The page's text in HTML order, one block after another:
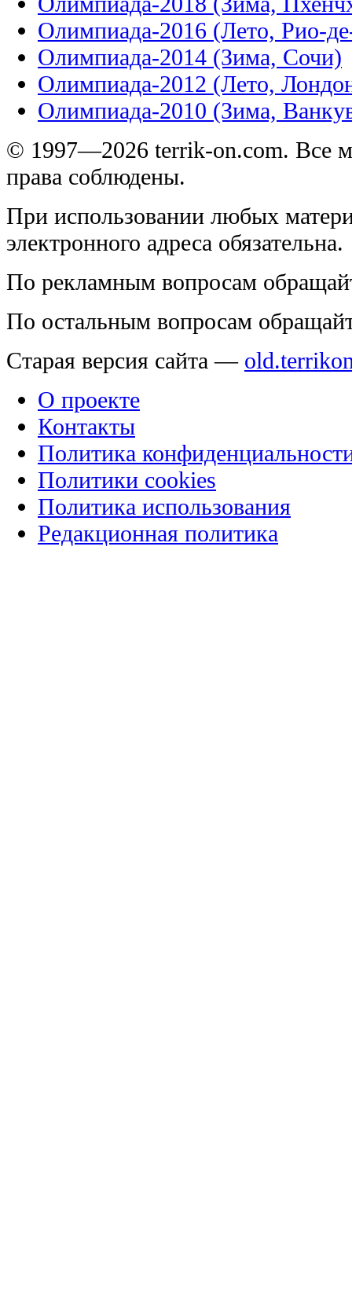
Олимпиада-2016 (Лето, Рио-
Олимпиада-2014 (Зима, Сочи)
Олимпиада-2012 (Лето,
Олимпиада-2010 (Зима,
© 1997—2026 terrik-on.com. Все
права соблюдены.
При использовании любых
электронного адреса обязательна.
По рекламным вопросам
По остальным вопросам
Старая версия сайта —
О проекте
Контакты
Политика
Политики cookies
Политика использования
Редакционная политика